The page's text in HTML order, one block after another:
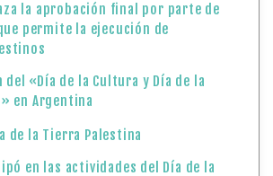
la aprobación final por parte de
permite la ejecución de
del «Día de la Cultura y Día de la
en Argentina
de la Tierra Palestina
en las actividades del Día de la